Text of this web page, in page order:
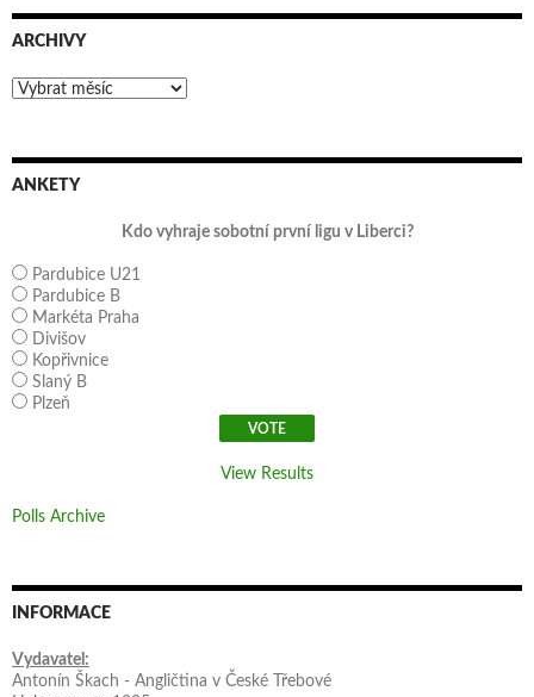
ARCHIVY
Archivy
ANKETY
Kdo vyhraje sobotní první ligu v Liberci?
Pardubice U21
Pardubice B
Markéta Praha
Divišov
Kopřivnice
Slaný B
Plzeň
View Results
Polls Archive
INFORMACE
Vydavatel:
Antonín Škach - Angličtina v České Třebové